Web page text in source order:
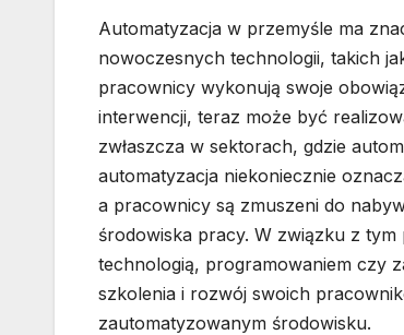
Automatyzacja w przemyśle ma
nowoczesnych technologii, takich
pracownicy wykonują swoje
interwencji, teraz może być
zwłaszcza w sektorach, gdzie
automatyzacja niekoniecznie
a pracownicy są zmuszeni do
środowiska pracy. W związku z
technologią, programowaniem czy
szkolenia i rozwój swoich
zautomatyzowanym środowisku.